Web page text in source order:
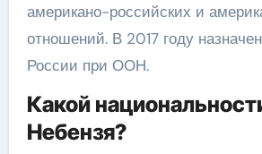
американо-российских и
отношений. В 2017 году
России при ООН.
Какой
Небензя?